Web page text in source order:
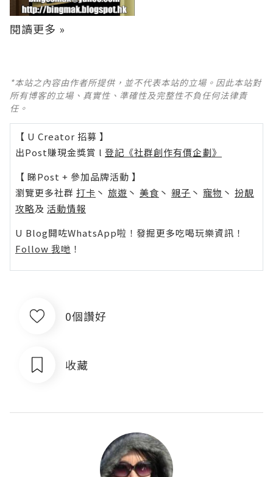
閱讀更多 »
*本站之內容由作者所提供，並不代表本站的立場。因此本站對
所有博客的立場、真實性、準確性及完整性不負任何法律責
任。
【 U Creator 招募 】
出Post賺現金獎賞 l 登記《社群創作有價企劃》
【 睇Post + 參加品牌活動 】
瀏覽更多社群 打卡 丶 旅遊 丶 美食 丶 親子 丶 寵物 丶 扮靚
攻略及 活動情報
U Blog開咗WhatsApp啦！發掘更多吃喝玩樂資訊！
Follow 我哋 ！
0個讚好
收藏